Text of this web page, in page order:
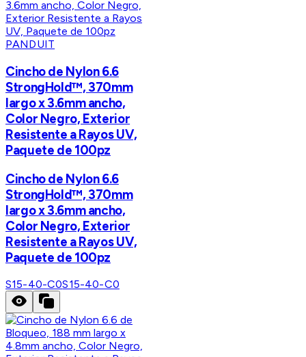
PANDUIT
Cincho de Nylon 6.6
StrongHold™, 370mm
largo x 3.6mm ancho,
Color Negro, Exterior
Resistente a Rayos UV,
Paquete de 100pz
Cincho de Nylon 6.6
StrongHold™, 370mm
largo x 3.6mm ancho,
Color Negro, Exterior
Resistente a Rayos UV,
Paquete de 100pz
S15-40-C0S15-40-C0